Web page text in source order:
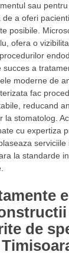
sau
de a oferi
posibile.
ofera o
succes a
moderne de
fac
reducand
la stomatolog.
cu expertiza
la standarde
de